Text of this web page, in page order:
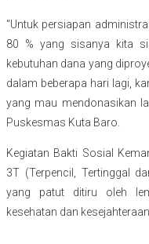
"Untuk persiapan
80 % yang sisanya kita
kebutuhan dana yang
dalam beberapa hari lagi,
yang mau mendonasikan
Puskesmas Kuta Baro.
Kegiatan Bakti Sosial
3T (Terpencil, Tertinggal
yang patut ditiru oleh
kesehatan dan